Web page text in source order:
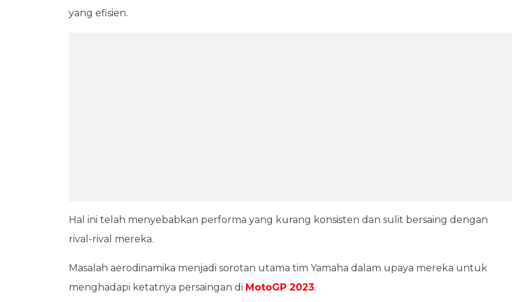
yang efisien.
Hal ini telah menyebabkan performa yang kurang konsisten dan sulit bersaing dengan
rival-rival mereka.
Masalah aerodinamika menjadi sorotan utama tim Yamaha dalam upaya mereka untuk
menghadapi ketatnya persaingan di MotoGP 2023.